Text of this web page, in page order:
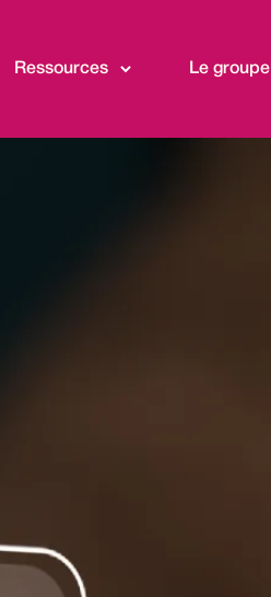
Ressources Le groupe